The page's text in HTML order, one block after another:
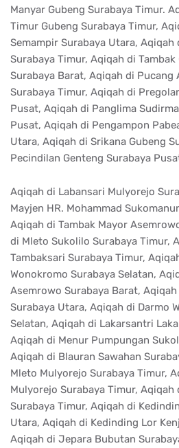
Manyar Gubeng Surabaya Timur.
Timur Gubeng Surabaya Timur,
Semampir Surabaya Utara,
Surabaya Timur, Aqiqah di
Surabaya Barat, Aqiqah di Pucang
Surabaya Timur, Aqiqah di
Pusat, Aqiqah di Panglima
Pusat, Aqiqah di Pengampon
Utara, Aqiqah di Srikana Gubeng
Pecindilan Genteng Surabaya
Aqiqah di Labansari Mulyorejo
Mayjen HR. Mohammad
Aqiqah di Tambak Mayor
di Mleto Sukolilo Surabaya Timur,
Tambaksari Surabaya Timur,
Wonokromo Surabaya Selatan,
Asemrowo Surabaya Barat,
Surabaya Utara, Aqiqah di Darmo
Selatan, Aqiqah di Lakarsantri
Aqiqah di Menur Pumpungan
Aqiqah di Blauran Sawahan
Mleto Mulyorejo Surabaya Timur,
Mulyorejo Surabaya Timur,
Surabaya Timur, Aqiqah di
Utara, Aqiqah di Kedinding Lor
Aqiqah di Jepara Bubutan